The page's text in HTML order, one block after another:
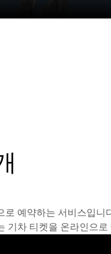
예약하는 서비스입
기차 티켓을 온라인으